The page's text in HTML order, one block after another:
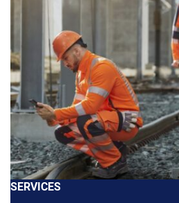
SERVICES